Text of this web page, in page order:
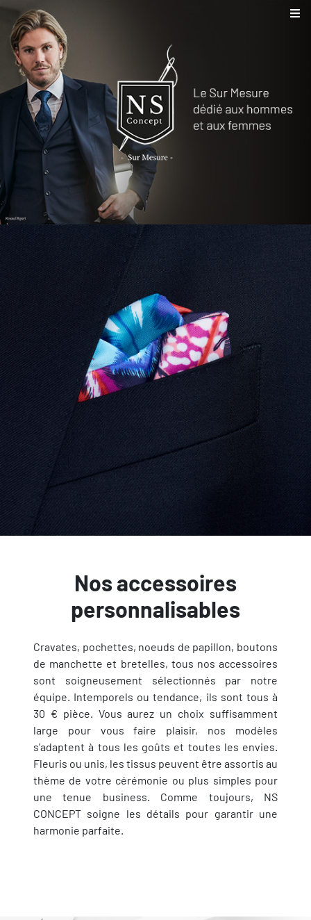
Nos accessoires
personnalisables
Cravates, pochettes, noeuds de papillon, boutons
de manchette et bretelles, tous nos accessoires
sont soigneusement sélectionnés par notre
équipe. Intemporels ou tendance, ils sont tous à
30 € pièce. Vous aurez un choix suffisamment
large pour vous faire plaisir, nos modèles
s'adaptent à tous les goûts et toutes les envies.
Fleuris ou unis, les tissus peuvent être assortis au
thème de votre cérémonie ou plus simples pour
une tenue business. Comme toujours, NS
CONCEPT soigne les détails pour garantir une
harmonie parfaite.